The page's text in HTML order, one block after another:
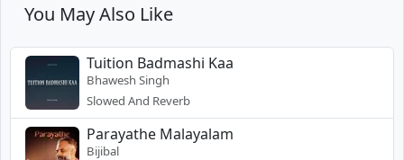
You May Also Like
Tuition Badmashi Kaa
Bhawesh Singh
Slowed And Reverb
Parayathe Malayalam
Bijibal